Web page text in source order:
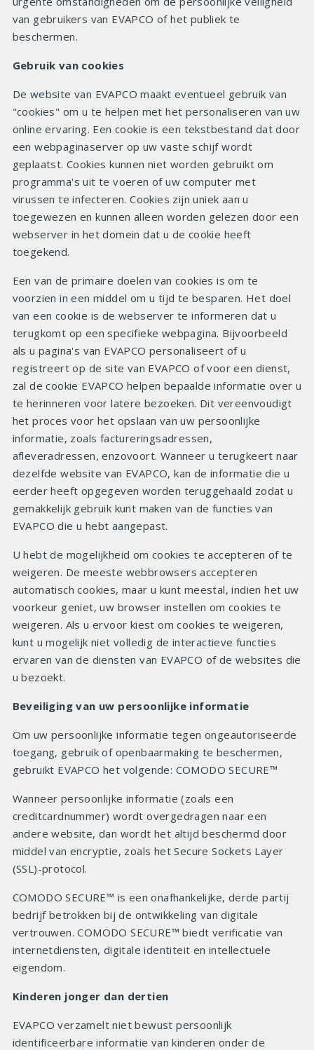
van gebruikers van EVAPCO of het publiek te
beschermen.
Gebruik van cookies
De website van EVAPCO maakt eventueel gebruik van
"cookies" om u te helpen met het personaliseren van uw
online ervaring. Een cookie is een tekstbestand dat door
een webpaginaserver op uw vaste schijf wordt
geplaatst. Cookies kunnen niet worden gebruikt om
programma's uit te voeren of uw computer met
virussen te infecteren. Cookies zijn uniek aan u
toegewezen en kunnen alleen worden gelezen door een
webserver in het domein dat u de cookie heeft
toegekend.
Een van de primaire doelen van cookies is om te
voorzien in een middel om u tijd te besparen. Het doel
van een cookie is de webserver te informeren dat u
terugkomt op een specifieke webpagina. Bijvoorbeeld
als u pagina's van EVAPCO personaliseert of u
registreert op de site van EVAPCO of voor een dienst,
zal de cookie EVAPCO helpen bepaalde informatie over u
te herinneren voor latere bezoeken. Dit vereenvoudigt
het proces voor het opslaan van uw persoonlijke
informatie, zoals factureringsadressen,
afleveradressen, enzovoort. Wanneer u terugkeert naar
dezelfde website van EVAPCO, kan de informatie die u
eerder heeft opgegeven worden teruggehaald zodat u
gemakkelijk gebruik kunt maken van de functies van
EVAPCO die u hebt aangepast.
U hebt de mogelijkheid om cookies te accepteren of te
weigeren. De meeste webbrowsers accepteren
automatisch cookies, maar u kunt meestal, indien het uw
voorkeur geniet, uw browser instellen om cookies te
weigeren. Als u ervoor kiest om cookies te weigeren,
kunt u mogelijk niet volledig de interactieve functies
ervaren van de diensten van EVAPCO of de websites die
u bezoekt.
Beveiliging van uw persoonlijke informatie
Om uw persoonlijke informatie tegen ongeautoriseerde
toegang, gebruik of openbaarmaking te beschermen,
gebruikt EVAPCO het volgende: COMODO SECURE™
Wanneer persoonlijke informatie (zoals een
creditcardnummer) wordt overgedragen naar een
andere website, dan wordt het altijd beschermd door
middel van encryptie, zoals het Secure Sockets Layer
(SSL)-protocol.
COMODO SECURE™ is een onafhankelijke, derde partij
bedrijf betrokken bij de ontwikkeling van digitale
vertrouwen. COMODO SECURE™ biedt verificatie van
internetdiensten, digitale identiteit en intellectuele
eigendom.
Kinderen jonger dan dertien
EVAPCO verzamelt niet bewust persoonlijk
identificeerbare informatie van kinderen onder de